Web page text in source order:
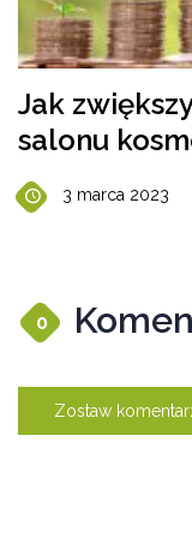
Jak
salonu
3 marca 2023
0
Zostaw